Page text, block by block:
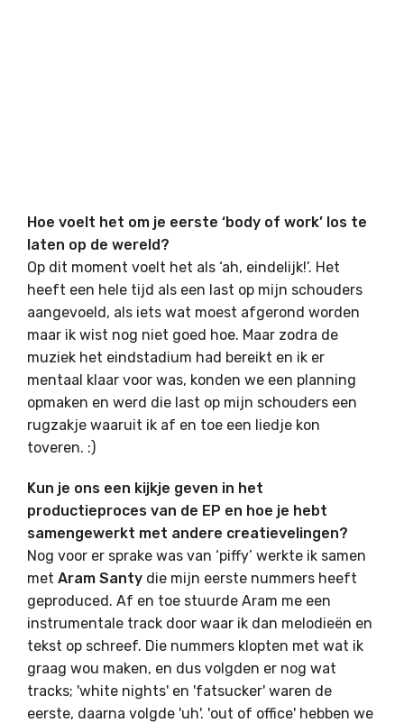
Hoe voelt het om je eerste ‘body of work’ los te
laten op de wereld?
Op dit moment voelt het als ‘ah, eindelijk!’. Het
heeft een hele tijd als een last op mijn schouders
aangevoeld, als iets wat moest afgerond worden
maar ik wist nog niet goed hoe. Maar zodra de
muziek het eindstadium had bereikt en ik er
mentaal klaar voor was, konden we een planning
opmaken en werd die last op mijn schouders een
rugzakje waaruit ik af en toe een liedje kon
toveren. :)
Kun je ons een kijkje geven in het
productieproces van de EP en hoe je hebt
samengewerkt met andere creatievelingen?
Nog voor er sprake was van ‘piffy’ werkte ik samen
met Aram Santy die mijn eerste nummers heeft
geproduced. Af en toe stuurde Aram me een
instrumentale track door waar ik dan melodieën en
tekst op schreef. Die nummers klopten met wat ik
graag wou maken, en dus volgden er nog wat
tracks; 'white nights' en 'fatsucker' waren de
eerste, daarna volgde 'uh'. 'out of office' hebben we